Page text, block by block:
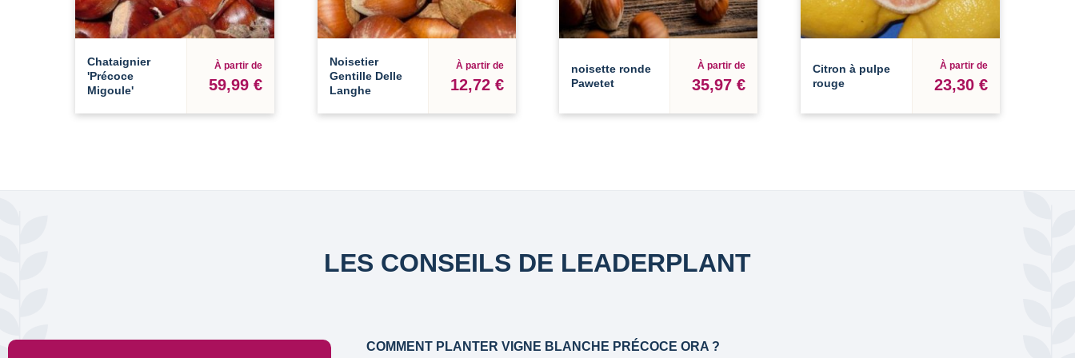
Chataignier
'Précoce
Migoule'
À partir de
59,99 €
Noisetier
Gentille Delle
Langhe
À partir de
12,72 €
noisette ronde
Pawetet
À partir de
35,97 €
Citron à pulpe
rouge
À partir de
23,30 €
LES CONSEILS DE LEADERPLANT
COMMENT PLANTER VIGNE BLANCHE PRÉCOCE ORA ?